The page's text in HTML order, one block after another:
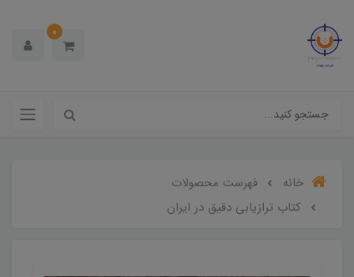
0
خانه
فهرست محصولات
کتاب ترازیابی دقیق در ایران